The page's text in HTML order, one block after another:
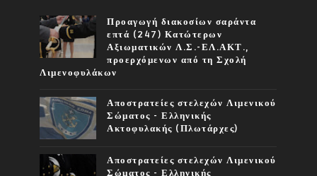
Προαγωγή διακοσίων σαράντα
επτά (247) Κατώτερων
Αξιωματικών Λ.Σ.-ΕΛ.ΑΚΤ.,
προερχόμενων από τη Σχολή
Λιμενοφυλάκων
Αποστρατείες στελεχών Λιμενικού
Σώματος - Ελληνικής
Ακτοφυλακής (Πλωτάρχες)
Αποστρατείες στελεχών Λιμενικού
Σώματος - Ελληνικής